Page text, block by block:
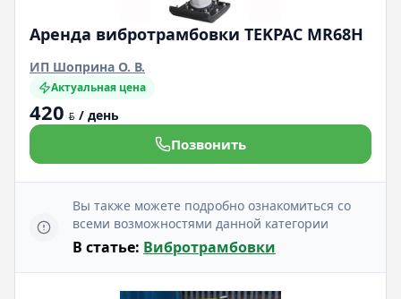
Аренда вибротрамбовки TEKPAC MR68H
ИП Шоприна О. В.
Актуальная цена
420 BYN / день
Позвонить
Вы также можете подробно ознакомиться со
всеми возможностями данной категории
В статье: Вибротрамбовки